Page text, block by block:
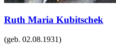
Ruth Maria Kubitschek
(geb. 02.08.1931)